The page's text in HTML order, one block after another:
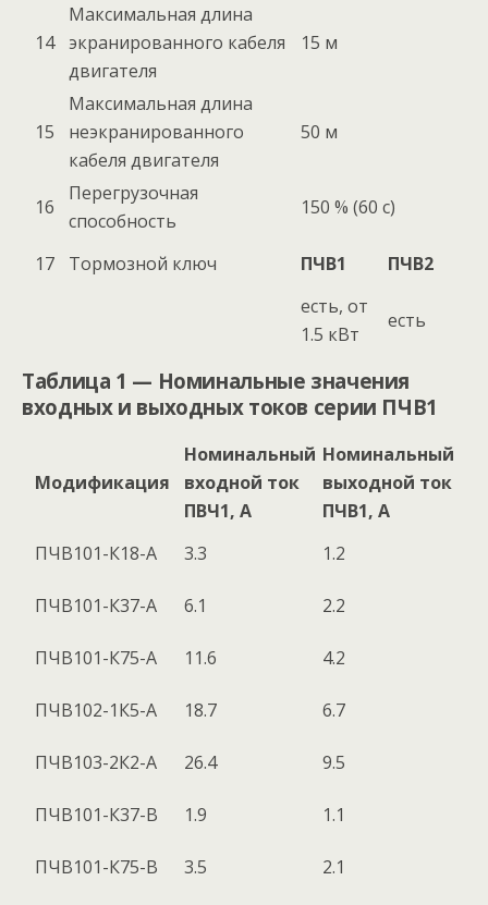
14
Максимальная длина
экранированного кабеля
двигателя
15 м
15
Максимальная длина
неэкранированного
кабеля двигателя
50 м
16
Перегрузочная
способность
150 % (60 с)
17 Тормозной ключ ПЧВ1
ПЧВ2
есть, от
1.5 кВт
есть
Таблица 1 — Номинальные значения
входных и выходных токов серии ПЧВ1
Модификация
Номинальный
входной ток
ПВЧ1, А
Номинальный
выходной ток
ПЧВ1, А
ПЧВ101-К18-А
3.3 1.2
ПЧВ101-К37-А 6.1 2.2
ПЧВ101-К75-А 11.6 4.2
ПЧВ102-1К5-А 18.7 6.7
ПЧВ103-2К2-А 26.4 9.5
ПЧВ101-К37-В 1.9 1.1
ПЧВ101-К75-В 3.5 2.1